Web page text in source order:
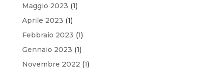
Maggio 2023 (1)
Aprile 2023 (1)
Febbraio 2023 (1)
Gennaio 2023 (1)
Novembre 2022 (1)